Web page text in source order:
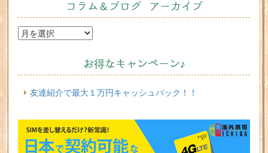
コラム＆ブログ アーカイブ
お得なキャンペーン♪
友達紹介で最大１万円キャッシュバック！！